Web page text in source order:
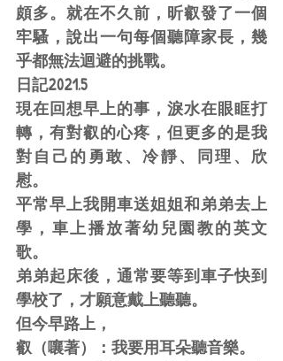
頗多。就在不久前，昕叡發了一個
牢騷，說出一句每個聽障家長，幾
乎都無法迴避的挑戰。
日記2021.5
現在回想早上的事，淚水在眼眶打
轉，有對叡的心疼，但更多的是我
對自己的勇敢、冷靜、同理、欣
慰。
平常早上我開車送姐姐和弟弟去上
學，車上播放著幼兒園教的英文
歌。
弟弟起床後，通常要等到車子快到
學校了，才願意戴上聽聽。
但今早路上，
叡（嚷著）：我要用耳朵聽音樂。